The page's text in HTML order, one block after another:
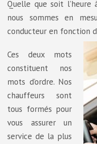
Quelle que soit l’heure
nous sommes en
conducteur en fonction
Ces deux mots
constituent nos
mots d’ordre. Nos
chauffeurs sont
tous formés pour
vous assurer un
service de la plus